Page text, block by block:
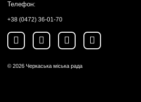
Телефон:
+38 (0472) 36-01-70
© 2026 Черкаська міська рада